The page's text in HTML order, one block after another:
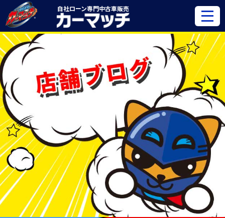
自社ローン専門中古車販売